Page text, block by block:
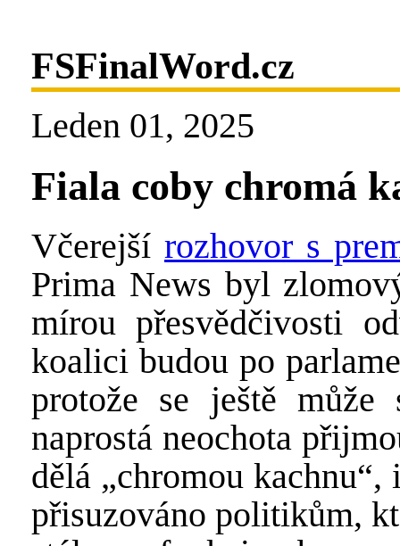
FSFinalWord.cz
Leden 01, 2025
Fiala coby chromá
Včerejší rozhovor s
Prima News byl
mírou přesvědčivosti
koalici budou po
protože se ještě může
naprostá neochota
dělá „chromou
přisuzováno politikům,